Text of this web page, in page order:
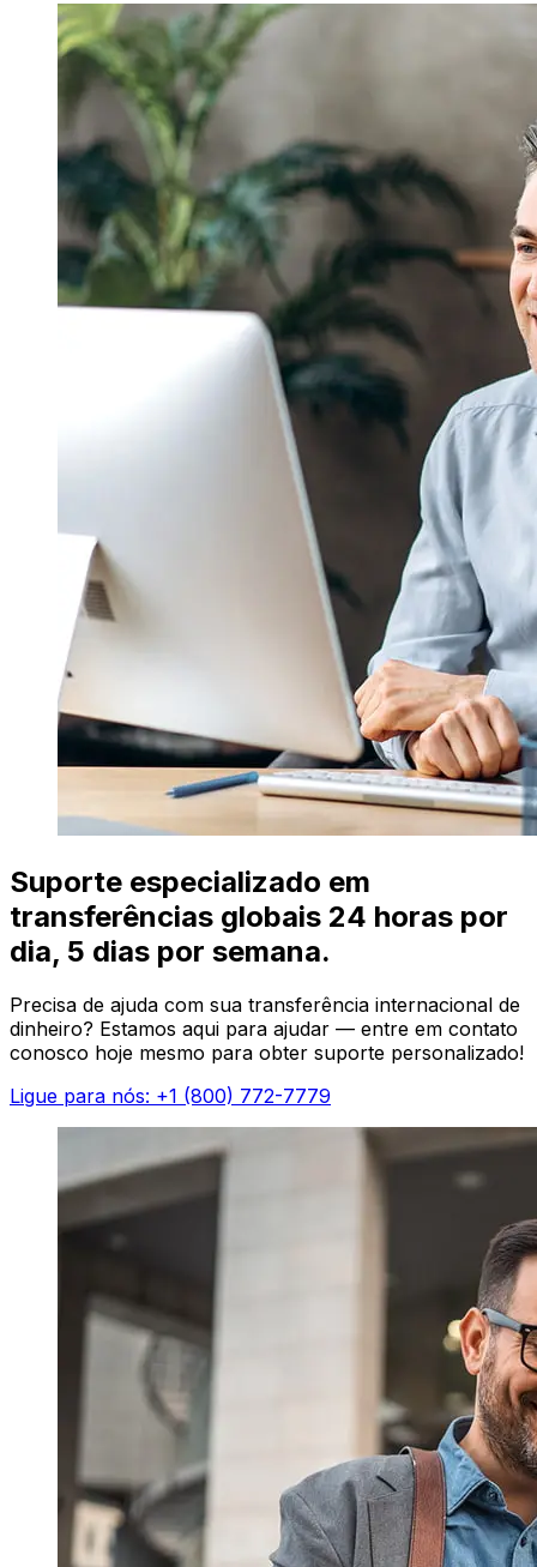
Suporte especializado em
transferências globais 24 horas por
dia, 5 dias por semana.
Precisa de ajuda com sua transferência internacional de
dinheiro? Estamos aqui para ajudar — entre em contato
conosco hoje mesmo para obter suporte personalizado!
Ligue para nós: +1 (800) 772-7779